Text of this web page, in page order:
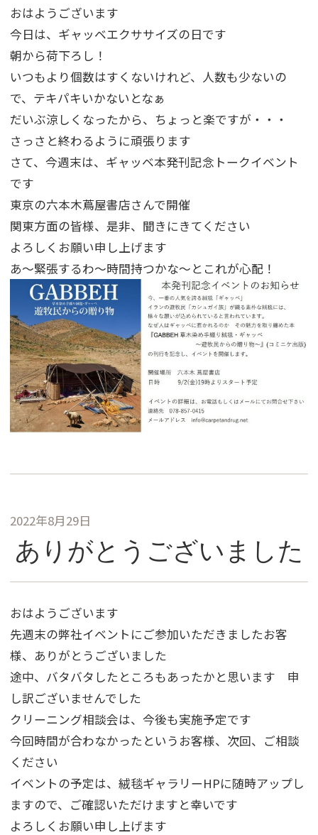
おはようございます
今日は、ギャッベエクササイズの日です
朝から荷下ろし！
いつもより個数はすくないけれど、人数も少ないの
で、テキパキいかないとなぁ
だいぶ涼しくなったから、ちょっと楽ですが・・・
さっさと終わるように頑張ります
さて、今週末は、ギャッベ本発刊記念トークイベント
です
東京の六本木蔦屋書店さんで開催
関東方面の皆様、是非、聞きにきてください
よろしくお願い申し上げます
あ～緊張するわ～時間持つかな～とこれが心配！
2022年8月29日
ありがとうございました
おはようございます
先週末の弊社イベントにご参加いただきましたお客
様、ありがとうございました
途中、バタバタしたところもあったかと思います 申
し訳ございませんでした
クリーニング相談会は、今後も実施予定です
今回時間が合わなかったというお客様、次回、ご相談
ください
イベントの予定は、絨毯ギャラリーHPに随時アップし
ますので、ご確認いただけますと幸いです
よろしくお願い申し上げます